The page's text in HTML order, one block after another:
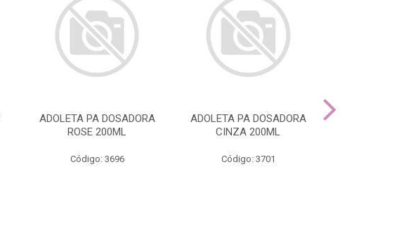
ADOLETA PA DOSADORA
ROSE 200ML
Código: 3696
ADOLETA PA DOSADORA
CINZA 200ML
Código: 3701